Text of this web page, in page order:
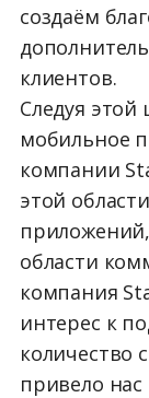
создаём
клиентов.
Следуя
мобильное
компании
этой
области
компания
интерес к
количество
привело нас